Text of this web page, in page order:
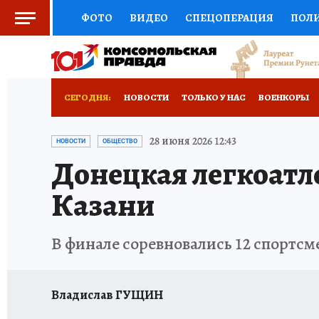
ФОТО ВИДЕО СПЕЦОПЕРАЦИЯ
СОЦПОДДЕРЖКА НАУКА СПОРТ
СЕГОДНЯ: НОВОСТИ ТОЛЬКО У НАС ВОЕНКОРЫ
НОВОРОССИЯ АФИША
НОВОСТИ ОБЩЕСТВО 28 июня 2026 12:43
Донецкая
Казани
В финале соревновались 12
Владислав ГУЩИН